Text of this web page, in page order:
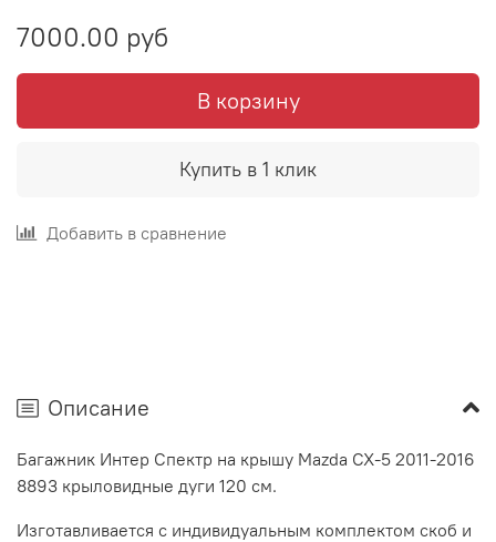
7000.00 руб
В корзину
Купить в 1 клик
Добавить в сравнение
Описание
Багажник Интер Спектр на крышу Mazda CX-5 2011-2016
8893 крыловидные дуги 120 см.
Изготавливается с индивидуальным комплектом скоб и